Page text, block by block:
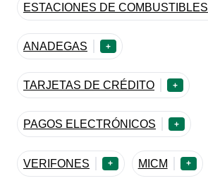
ESTACIONES DE COMBUSTIBLES
ANADEGAS +
TARJETAS DE CRÉDITO +
PAGOS ELECTRÓNICOS +
VERIFONES + MICM +